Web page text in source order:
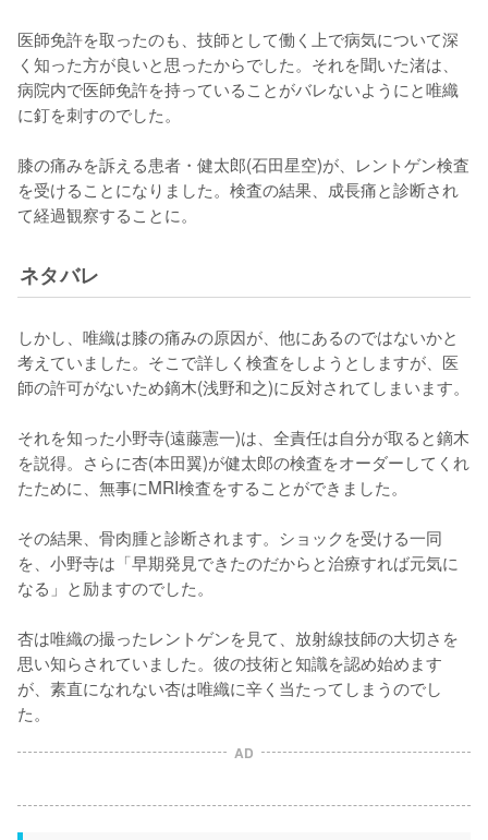
医師免許を取ったのも、技師として働く上で病気について深
く知った方が良いと思ったからでした。それを聞いた渚は、
病院内で医師免許を持っていることがバレないようにと唯織
に釘を刺すのでした。
膝の痛みを訴える患者・健太郎(石田星空)が、レントゲン検査
を受けることになりました。検査の結果、成長痛と診断され
て経過観察することに。
ネタバレ
しかし、唯織は膝の痛みの原因が、他にあるのではないかと
考えていました。そこで詳しく検査をしようとしますが、医
師の許可がないため鏑木(浅野和之)に反対されてしまいます。
それを知った小野寺(遠藤憲一)は、全責任は自分が取ると鏑木
を説得。さらに杏(本田翼)が健太郎の検査をオーダーしてくれ
たために、無事にMRI検査をすることができました。
その結果、骨肉腫と診断されます。ショックを受ける一同
を、小野寺は「早期発見できたのだからと治療すれば元気に
なる」と励ますのでした。
杏は唯織の撮ったレントゲンを見て、放射線技師の大切さを
思い知らされていました。彼の技術と知識を認め始めます
が、素直になれない杏は唯織に辛く当たってしまうのでし
た。
AD